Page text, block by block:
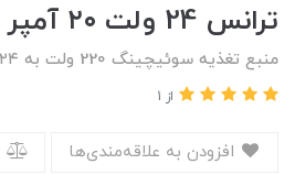
ترانس 24 ولت ۲۰ آمپر فن اتوماتیک
منبع تغذیه سوئیچینگ 220 ولت به ۲۴ ولت ۲۰ آمپر فلزی
از 1